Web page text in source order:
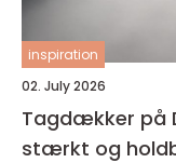
inspiration
02. July 2026
Tagdækker på
stærkt og